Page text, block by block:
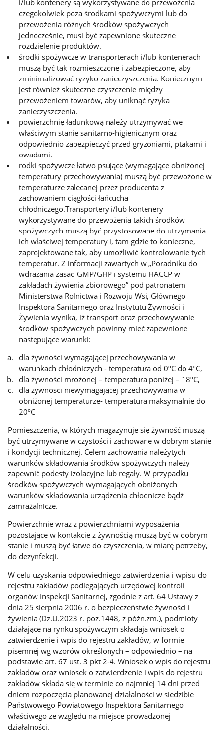
i/lub kontenery są wykorzystywane do przewożenia
czegokolwiek poza środkami spożywczymi lub do
przewożenia różnych środków spożywczych
jednocześnie, musi być zapewnione skuteczne
rozdzielenie produktów.
środki spożywcze w transporterach i/lub kontenerach
muszą być tak rozmieszczone i zabezpieczone, aby
zminimalizować ryzyko zanieczyszczenia. Koniecznym
jest również skuteczne czyszczenie między
przewożeniem towarów, aby uniknąć ryzyka
zanieczyszczenia.
powierzchnię ładunkową należy utrzymywać we
właściwym stanie sanitarno-higienicznym oraz
odpowiednio zabezpieczyć przed gryzoniami, ptakami i
owadami.
rodki spożywcze łatwo psujące (wymagające obniżonej
temperatury przechowywania) muszą być przewożone w
temperaturze zalecanej przez producenta z
zachowaniem ciągłości łańcucha
chłodniczego.Transportery i/lub kontenery
wykorzystywane do przewożenia takich środków
spożywczych muszą być przystosowane do utrzymania
ich właściwej temperatury i, tam gdzie to konieczne,
zaprojektowane tak, aby umożliwić kontrolowanie tych
temperatur. Z informacji zawartych w „Poradniku do
wdrażania zasad GMP/GHP i systemu HACCP w
zakładach żywienia zbiorowego” pod patronatem
Ministerstwa Rolnictwa i Rozwoju Wsi, Głównego
Inspektora Sanitarnego oraz Instytutu Żywności i
Żywienia wynika, iż transport oraz przechowywanie
środków spożywczych powinny mieć zapewnione
następujące warunki:
dla żywności wymagającej przechowywania w
warunkach chłodniczych - temperatura od 0ºC do 4ºC,
dla żywności mrożonej – temperatura poniżej – 18ºC,
dla żywności niewymagającej przechowywania w
obniżonej temperaturze- temperatura maksymalnie do
20ºC
Pomieszczenia, w których magazynuje się żywność muszą
być utrzymywane w czystości i zachowane w dobrym stanie
i kondycji technicznej. Celem zachowania należytych
warunków składowania środków spożywczych należy
zapewnić podesty izolacyjne lub regały. W przypadku
środków spożywczych wymagających obniżonych
warunków składowania urządzenia chłodnicze bądź
zamrażalnicze.
Powierzchnie wraz z powierzchniami wyposażenia
pozostające w kontakcie z żywnością muszą być w dobrym
stanie i muszą być łatwe do czyszczenia, w miarę potrzeby,
do dezynfekcji.
W celu uzyskania odpowiedniego zatwierdzenia i wpisu do
rejestru zakładów podlegających urzędowej kontroli
organów Inspekcji Sanitarnej, zgodnie z art. 64 Ustawy z
dnia 25 sierpnia 2006 r. o bezpieczeństwie żywności i
żywienia (Dz.U.2023 r. poz.1448, z późn.zm.), podmioty
działające na rynku spożywczym składają wniosek o
zatwierdzenie i wpis do rejestru zakładów, w formie
pisemnej wg wzorów określonych – odpowiednio – na
podstawie art. 67 ust. 3 pkt 2-4. Wniosek o wpis do rejestru
zakładów oraz wniosek o zatwierdzenie i wpis do rejestru
zakładów składa się w terminie co najmniej 14 dni przed
dniem rozpoczęcia planowanej działalności w siedzibie
Państwowego Powiatowego Inspektora Sanitarnego
właściwego ze względu na miejsce prowadzonej
działalności.